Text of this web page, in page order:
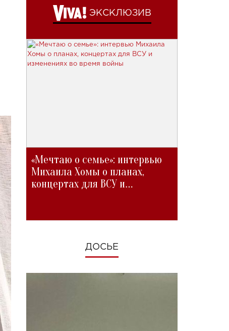
ЭКСКЛЮЗИВ
«Мечтаю о семье»: интервью
Михаила Хомы о планах,
концертах для ВСУ и
ДОСЬЕ